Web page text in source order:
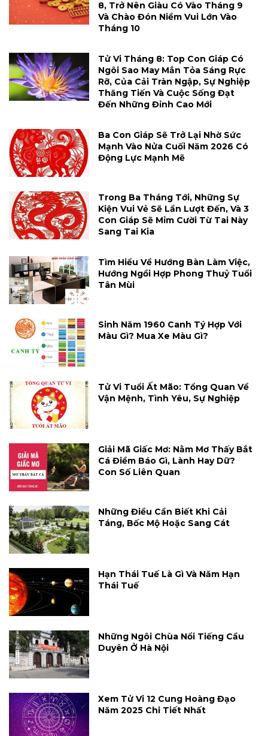
8, Trở Nên Giàu Có Vào Tháng 9
Và Chào Đón Niềm Vui Lớn Vào
Tháng 10
Tử Vi Tháng 8: Top Con Giáp Có
Ngôi Sao May Mắn Tỏa Sáng Rực
Rỡ, Của Cải Tràn Ngập, Sự Nghiệp
Thăng Tiến Và Cuộc Sống Đạt
Đến Những Đỉnh Cao Mới
Ba Con Giáp Sẽ Trở Lại Nhờ Sức
Mạnh Vào Nửa Cuối Năm 2026 Có
Động Lực Mạnh Mẽ
Trong Ba Tháng Tới, Những Sự
Kiện Vui Vẻ Sẽ Lần Lượt Đến, Và 3
Con Giáp Sẽ Mỉm Cười Từ Tai Này
Sang Tai Kia
Tìm Hiểu Về Hướng Bàn Làm Việc,
Hướng Ngồi Hợp Phong Thuỷ Tuổi
Tân Mùi
Sinh Năm 1960 Canh Tý Hợp Với
Màu Gì? Mua Xe Màu Gì?
Tử Vi Tuổi Ất Mão: Tổng Quan Về
Vận Mệnh, Tình Yêu, Sự Nghiệp
Giải Mã Giấc Mơ: Nằm Mơ Thấy Bắt
Cá Điềm Báo Gì, Lành Hay Dữ?
Con Số Liên Quan
Những Điều Cần Biết Khi Cải
Táng, Bốc Mộ Hoặc Sang Cát
Hạn Thái Tuế Là Gì Và Năm Hạn
Thái Tuế
Những Ngôi Chùa Nổi Tiếng Cầu
Duyên Ở Hà Nội
Xem Tử Vi 12 Cung Hoàng Đạo
Năm 2025 Chi Tiết Nhất